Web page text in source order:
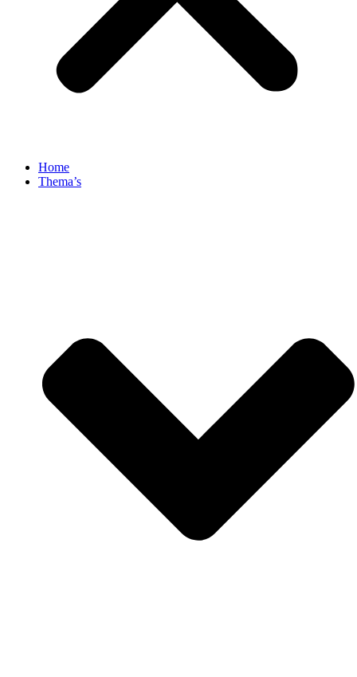
Home
Thema’s